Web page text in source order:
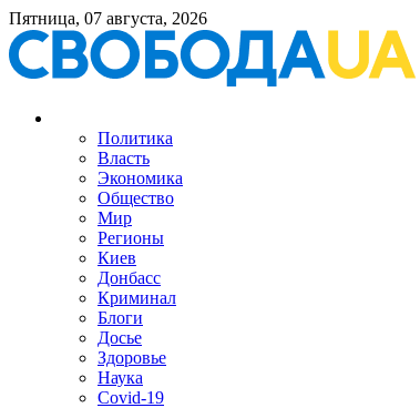
Пятница, 07 августа, 2026
Политика
Власть
Экономика
Общество
Мир
Регионы
Киев
Донбасс
Криминал
Блоги
Досье
Здоровье
Наука
Covid-19